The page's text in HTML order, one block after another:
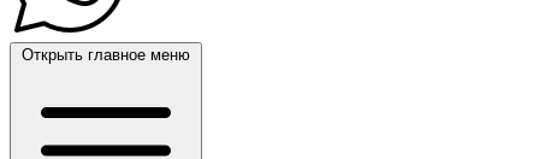
Открыть главное меню